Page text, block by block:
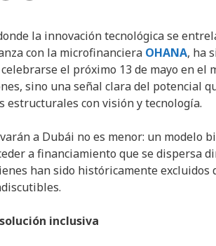
la innovación tecnológica se
con la microfinanciera OHANA, ha
celebrarse el próximo 13 de mayo en el
sino una señal clara del potencial
estructurales con visión y tecnología.
a Dubái no es menor: un modelo
a financiamiento que se dispersa
han sido históricamente excluidos
inclusiva